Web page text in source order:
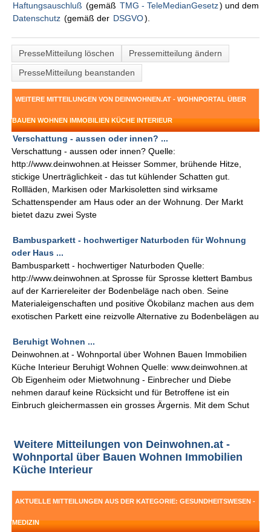
Haftungsauschluß (gemäß TMG - TeleMedianGesetz) und dem
Datenschutz (gemäß der DSGVO).
PresseMitteilung löschen
Pressemitteilung ändern
PresseMitteilung beanstanden
WEITERE MITTEILUNGEN VON DEINWOHNEN.AT - WOHNPORTAL ÜBER
BAUEN WOHNEN IMMOBILIEN KÜCHE INTERIEUR
Verschattung - aussen oder innen? ...
Verschattung - aussen oder innen? Quelle:
http://www.deinwohnen.at Heisser Sommer, brühende Hitze,
stickige Unerträglichkeit - das tut kühlender Schatten gut.
Rollläden, Markisen oder Markisoletten sind wirksame
Schattenspender am Haus oder an der Wohnung. Der Markt
bietet dazu zwei Syste
Bambusparkett - hochwertiger Naturboden für Wohnung
oder Haus ...
Bambusparkett - hochwertiger Naturboden Quelle:
http://www.deinwohnen.at Sprosse für Sprosse klettert Bambus
auf der Karriereleiter der Bodenbeläge nach oben. Seine
Materialeigenschaften und positive Ökobilanz machen aus dem
exotischen Parkett eine reizvolle Alternative zu Bodenbelägen au
Beruhigt Wohnen ...
Deinwohnen.at - Wohnportal über Wohnen Bauen Immobilien
Küche Interieur Beruhigt Wohnen Quelle: www.deinwohnen.at
Ob Eigenheim oder Mietwohnung - Einbrecher und Diebe
nehmen darauf keine Rücksicht und für Betroffene ist ein
Einbruch gleichermassen ein grosses Ärgernis. Mit dem Schut
Weitere Mitteilungen von Deinwohnen.at -
Wohnportal über Bauen Wohnen Immobilien
Küche Interieur
AKTUELLE MITTEILUNGEN AUS DER KATEGORIE: GESUNDHEITSWESEN -
MEDIZIN